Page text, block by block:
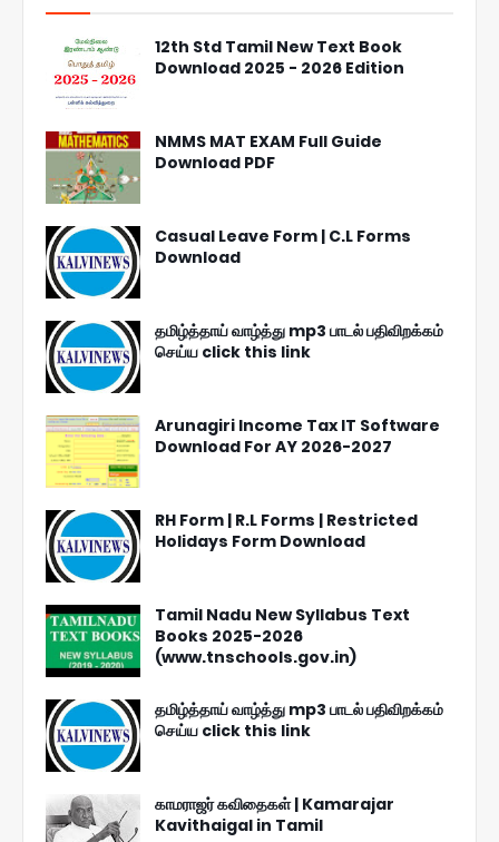
12th Std Tamil New Text Book
Download 2025 - 2026 Edition
NMMS MAT EXAM Full Guide
Download PDF
Casual Leave Form | C.L Forms
Download
தமிழ்த்தாய் வாழ்த்து mp3 பாடல் பதிவிறக்கம்
செய்ய click this link
Arunagiri Income Tax IT Software
Download For AY 2026-2027
RH Form | R.L Forms | Restricted
Holidays Form Download
Tamil Nadu New Syllabus Text
Books 2025-2026
(www.tnschools.gov.in)
தமிழ்த்தாய் வாழ்த்து mp3 பாடல் பதிவிறக்கம்
செய்ய click this link
காமராஜர் கவிதைகள் | Kamarajar
Kavithaigal in Tamil